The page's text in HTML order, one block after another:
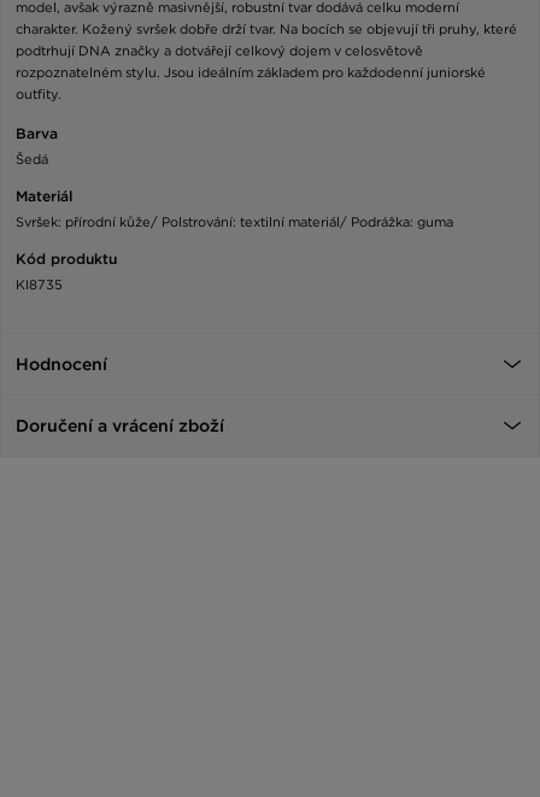
model, avšak výrazně masivnější, robustní tvar dodává celku moderní
charakter. Kožený svršek dobře drží tvar. Na bocích se objevují tři pruhy, které
podtrhují DNA značky a dotvářejí celkový dojem v celosvětově
rozpoznatelném stylu. Jsou ideálním základem pro každodenní juniorské
outfity.
Barva
Šedá
Materiál
Svršek: přírodní kůže/ Polstrování: textilní materiál/ Podrážka: guma
Kód produktu
KI8735
Hodnocení
Doručení a vrácení zboží